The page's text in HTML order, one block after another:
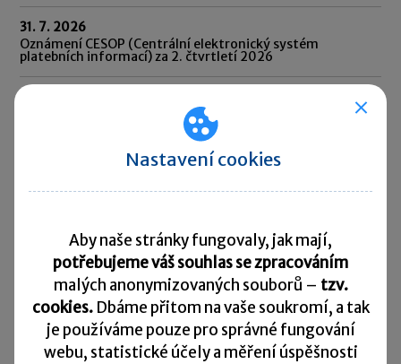
31. 7. 2026
Oznámení CESOP (Centrální elektronický systém
platebních informací) za 2. čtvrtletí 2026
Odvod daně vybírané srážkou podle zvláštní sazby daně za
Kurzovní lístek
Načítám
hodnoty
Načítám
hodnoty
Nastavení cookies
Aby naše stránky fungovaly, jak mají,
potřebujeme váš souhlas se zpracováním
malých anonymizovaných souborů – tzv.
cookies. Dbáme přitom na vaše soukromí, a tak
je používáme pouze pro správné fungování
webu, statistické účely a měření úspěšnosti